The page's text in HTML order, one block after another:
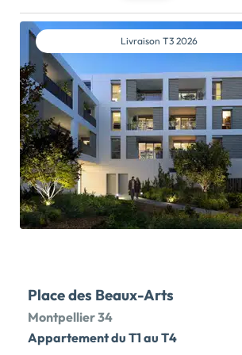
C’est une ville dynamique de 8000
de nombreuses infrastructures
Des établissements scolaires
de la petite enfance au lycée.La
offre un emplacement de premier
logements du 2 au 4 pièces offrant de
de belles orientations. Les espaces
prolongent tous vers l’extérieur par
loggia ou un jardin privatif clôturé à
Les prestations sont pensées dans les
pour vous garantir confort et plaisir
chauffer ou refroidir l’habitation mais
production de l’eau chaude sanitaire,
Livraison T3 2026
Place des Beaux-Arts
Montpellier 34
Appartement du T1 au T4